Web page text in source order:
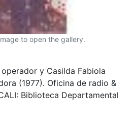
to open the gallery.
y Casilda Fabiola
(1977). Oficina de radio &
Biblioteca Departamental